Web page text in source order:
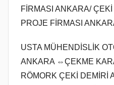
FİRMASI ANKARA/
PROJE FİRMASI
USTA MÜHENDİSLİK
ANKARA ⇔ÇEKME
RÖMORK ÇEKİ DEMİRİ